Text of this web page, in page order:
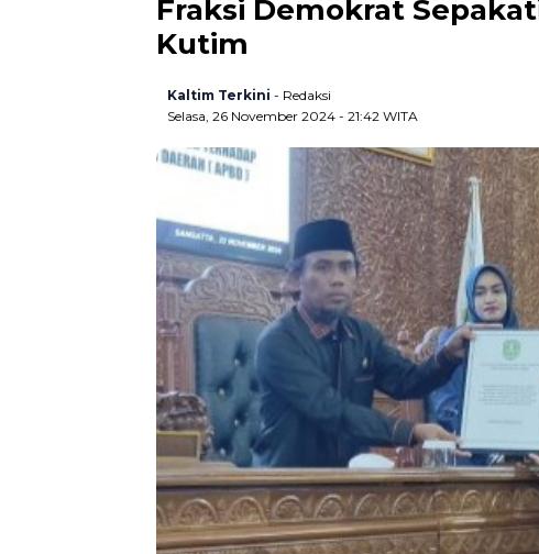
Fraksi Demokrat
Kutim
Kaltim Terkini - Redaksi
Selasa, 26 November 2024 - 21:42 WITA